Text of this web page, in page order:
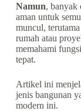
Namun, banyak
aman untuk
muncul,
rumah atau
memahami
tepat.
Artikel ini
jenis bangunan
modern ini.